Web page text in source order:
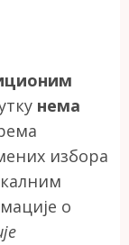
нема
избора
о